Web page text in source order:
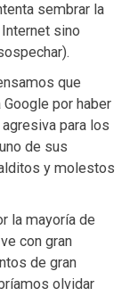
sembrar la
sino
que
por haber
para los
de sus
y molestos
la mayoría de
con gran
de gran
olvidar